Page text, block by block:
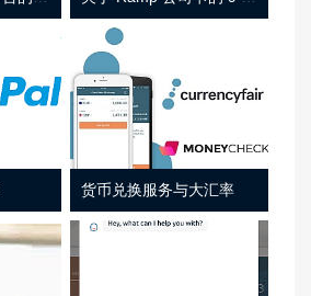
货币兑换服务与大汇率